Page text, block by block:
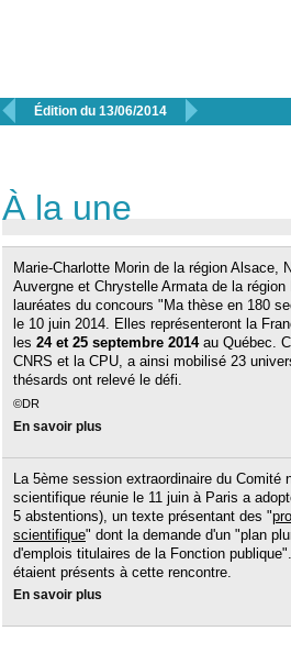
 Édition du 13/06/2014 
À la une
Marie-Charlotte Morin de la région Alsace,
Auvergne et Chrystelle Armata de la
lauréates du concours "Ma thèse en 180
le 10 juin 2014. Elles représenteront la
les 24 et 25 septembre 2014au Québec.
CNRS et la CPU, a ainsi mobilisé 23
thésards ont relevé le défi.
©DR
En savoir plus
La 5ème session extraordinaire du Comité
scientifique réunie le 11 juin à Paris a
5 abstentions), un texte présentant des "
scientifique" dont la demande d'un "plan
d'emplois titulaires de la Fonction
étaient présents à cette rencontre.
En savoir plus